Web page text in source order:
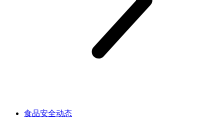
食品安全动态